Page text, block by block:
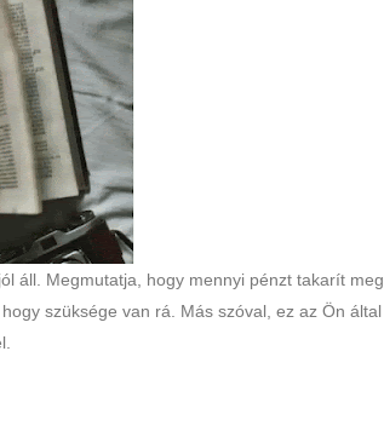
áll. Megmutatja, hogy mennyi pénzt takarít meg
szüksége van rá. Más szóval, ez az Ön által